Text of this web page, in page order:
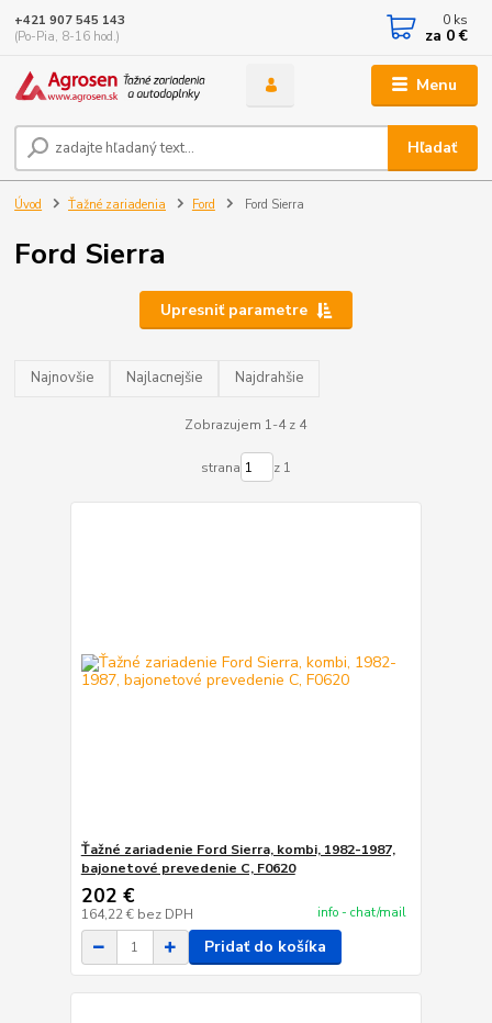
Menu
Hľadať
+421 907 545 143
(Po-Pia, 8-16 hod.)
0 ks
za 0 €
Úvod Ťažné zariadenia Ford Ford Sierra
Ford Sierra
Upresniť parametre
Najnovšie Najlacnejšie Najdrahšie
Zobrazujem 1-4 z 4
strana z 1
Ťažné zariadenie Ford Sierra, kombi, 1982-1987,
bajonetové prevedenie C, F0620
202 €
164,22 € bez DPH info - chat/mail
Pridať do košíka